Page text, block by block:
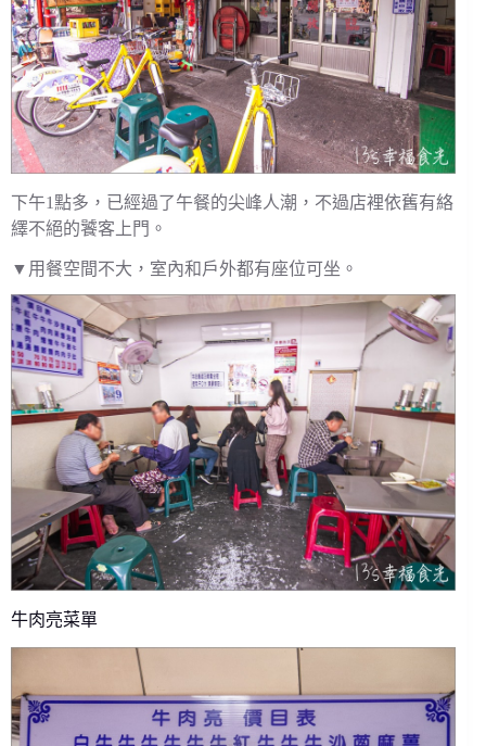
下午1點多，已經過了午餐的尖峰人潮，不過店裡依舊有絡
繹不絕的饕客上門。
▼用餐空間不大，室內和戶外都有座位可坐。
牛肉亮菜單